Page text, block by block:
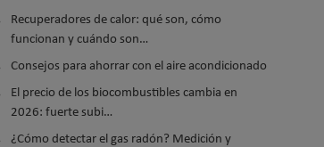
Recuperadores de calor: qué son, cómo
funcionan y cuándo son…
Consejos para ahorrar con el aire acondicionado
El precio de los biocombustibles cambia en
2026: fuerte subi…
¿Cómo detectar el gas radón? Medición y